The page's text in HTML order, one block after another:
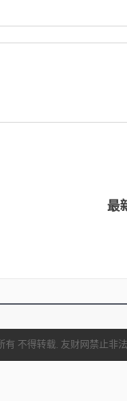
最
有 不得转载. 友财网禁止非